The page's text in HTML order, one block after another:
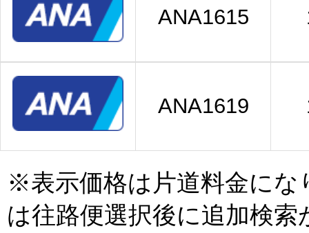
ANA1615
ANA1619
※表示価格は片道料金にな
は往路便選択後に追加検索